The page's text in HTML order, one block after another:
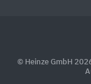
© Heinze GmbH